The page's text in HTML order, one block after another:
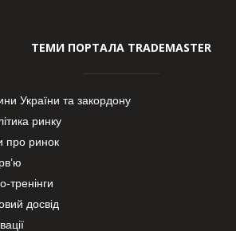
ТЕМИ ПОРТАЛА TRADEMASTER
України та закордону
ринку
про ринок
тренінги
досвід